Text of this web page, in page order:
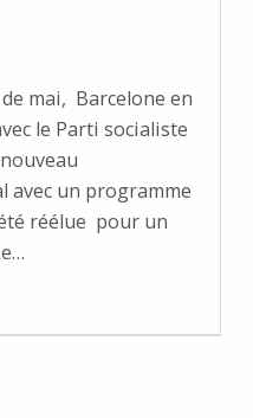
mai, Barcelone en
le Parti socialiste
avec un programme
réélue pour un